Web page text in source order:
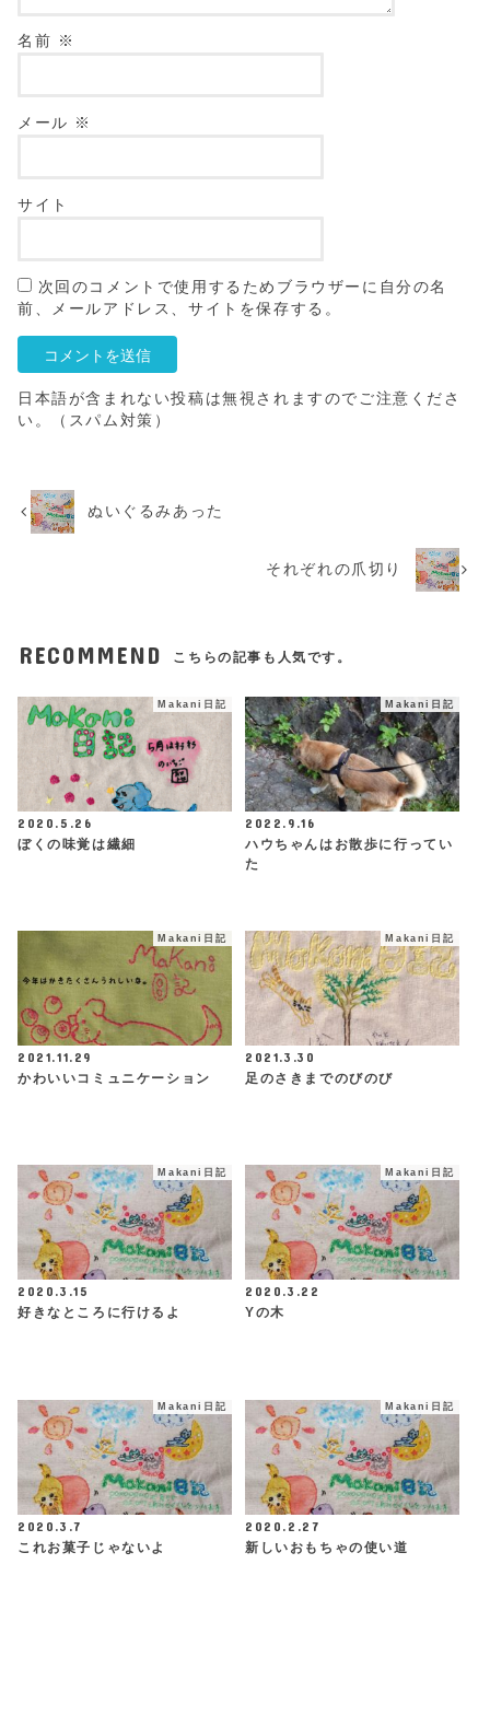
名前 ※
メール ※
サイト
次回のコメントで使用するためブラウザーに自分の名
前、メールアドレス、サイトを保存する。
日本語が含まれない投稿は無視されますのでご注意くださ
い。（スパム対策）
ぬいぐるみあった
それぞれの爪切り
RECOMMEND こちらの記事も人気です。
Makani日記
2020.5.26
ぼくの味覚は繊細
Makani日記
2022.9.16
ハウちゃんはお散歩に行ってい
た
Makani日記
2021.11.29
かわいいコミュニケーション
Makani日記
2021.3.30
足のさきまでのびのび
Makani日記
2020.3.15
好きなところに行けるよ
Makani日記
2020.3.22
Yの木
Makani日記
2020.3.7
これお菓子じゃないよ
Makani日記
2020.2.27
新しいおもちゃの使い道